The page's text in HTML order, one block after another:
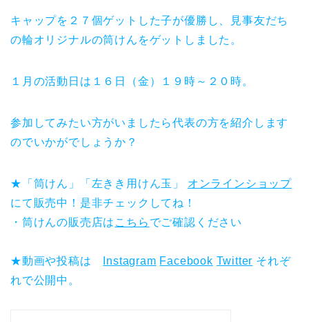
キャップを２７個ゲットした子が優勝し、見事友だち
の輪オリジナルの筒けんをゲットしました。
１月の活動日は１６日（金）１９時～２０時。
参加してみたい方がいましたら代表の方を紹介します
のでいかがでしょうか？
★「筒けん」「左きき用けん玉」 オンラインショップ
にて販売中！是非チェックしてね！
・筒けんの販売店は こちら でご確認ください
★動画や投稿は Instagram Facebook Twitter それぞ
れで公開中。